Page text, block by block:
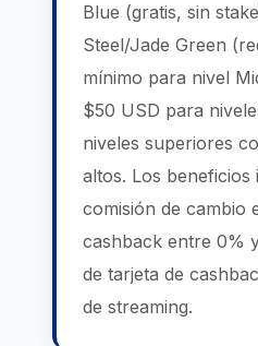
Blue (gratis, sin
Steel/Jade Green
mínimo para nivel
$50 USD para
niveles superiores
altos. Los beneficios
comisión de cambio
cashback entre 0%
de tarjeta de
de streaming.